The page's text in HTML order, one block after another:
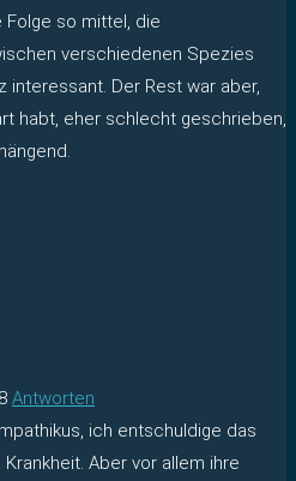
so mittel, die
verschiedenen Spezies
interessant. Der Rest war aber,
habt, eher schlecht geschrieben,
Antworten
ich entschuldige das
Aber vor allem ihre